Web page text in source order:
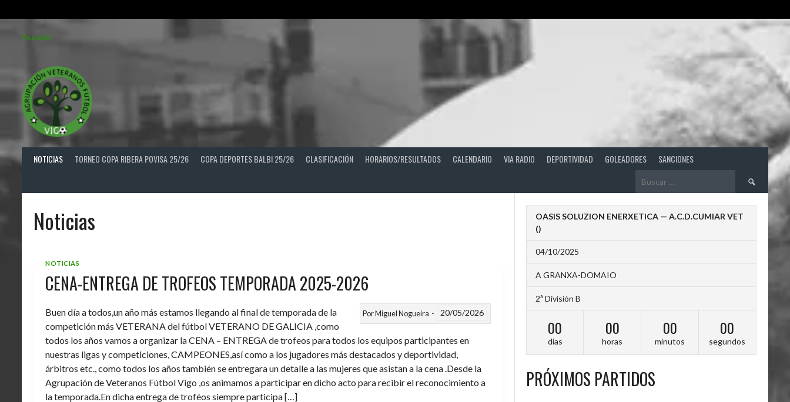
Acceder
NOTICIAS TORNEO COPA RIBERA POVISA 25/26 COPA DEPORTES BALBI 25/26 CLASIFICACIÓN HORARIOS/RESULTADOS CALENDARIO VIA RADIO DEPORTIVIDAD GOLEADORES SANCIONES
Buscar:
Noticias
NOTICIAS
CENA-ENTREGA DE TROFEOS TEMPORADA 2025-2026
PorMiguel Nogueira 20/05/2026
Buen día a todos,un año más estamos llegando al final de temporada de la
competición más VETERANA del fútbol VETERANO DE GALICIA ,como
todos los años vamos a organizar la CENA – ENTREGA de trofeos para todos los equipos participantes en
nuestras ligas y competiciones, CAMPEONES,así como a los jugadores más destacados y deportividad,
árbitros etc., como todos los años también se entregara un detalle a las mujeres que asistan a la cena .Desde la
Agrupación de Veteranos Fútbol Vigo ,os animamos a participar en dicho acto para recibir el reconocimiento a
la temporada.En dicha entrega de troféos siempre participa […]
OASIS SOLUZION ENERXETICA — A.C.D.CUMIAR VET
()
04/10/2025
A GRANXA-DOMAIO
2ª División B
00
días
00
horas
00
minutos
00
segundos
PRÓXIMOS PARTIDOS